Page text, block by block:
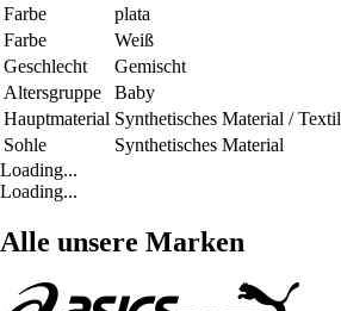
Farbe
plata
Farbe
Weiß
Geschlecht
Gemischt
Altersgruppe
Baby
Hauptmaterial Synthetisches Material / Textil
Sohle
Synthetisches Material
Loading...
Loading...
Alle unsere Marken